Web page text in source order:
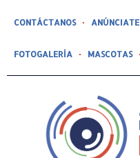
CONTÁCTANOS ANÚNCIATE
FOTOGALERÍA MASCOTAS